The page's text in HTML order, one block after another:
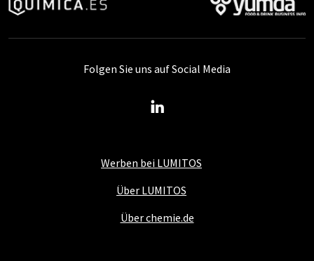
Werben bei LUMITOS
Über LUMITOS
Über chemie.de
Folgen Sie uns auf Social Media